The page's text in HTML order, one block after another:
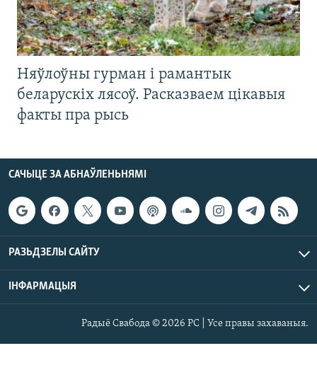
Няўлоўны гурман і рамантык
беларускіх лясоў. Расказваем цікавыя
факты пра рысь
САЧЫЦЕ ЗА АБНАЎЛЕНЬНЯМІ
РАЗЬДЗЕЛЫ САЙТУ
ІНФАРМАЦЫЯ
Радыё Свабода © 2026 РС | Усе правы захаваныя.